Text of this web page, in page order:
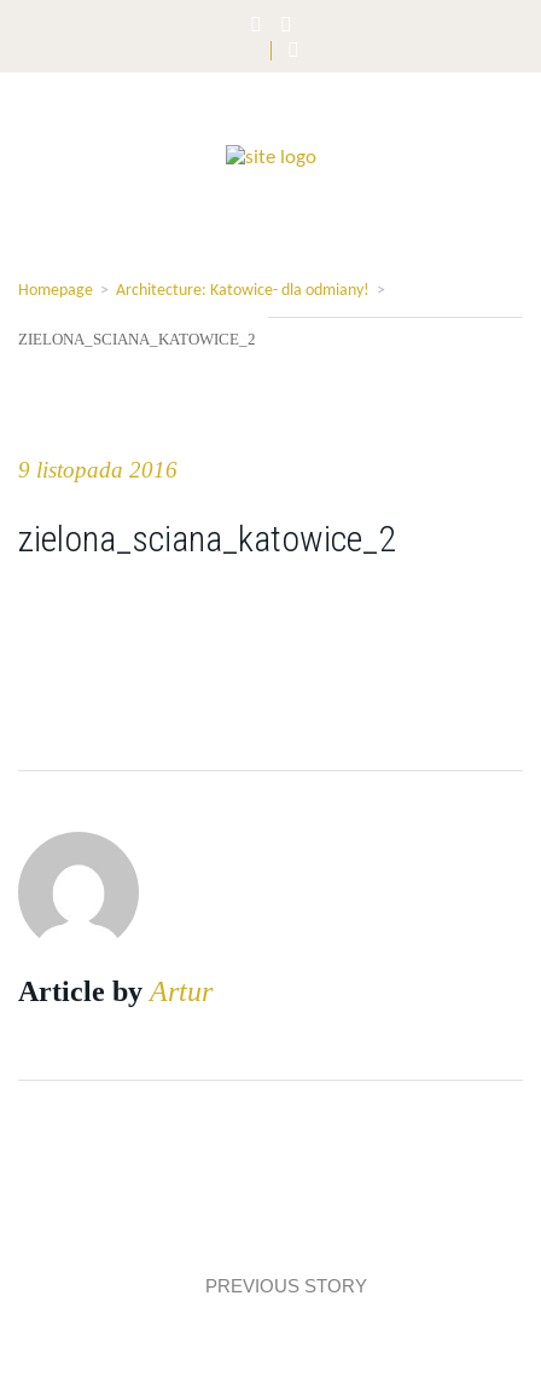
Homepage > Architecture: Katowice- dla odmiany! >
ZIELONA_SCIANA_KATOWICE_2
9 listopada 2016
zielona_sciana_katowice_2
Article byArtur
PREVIOUS STORY